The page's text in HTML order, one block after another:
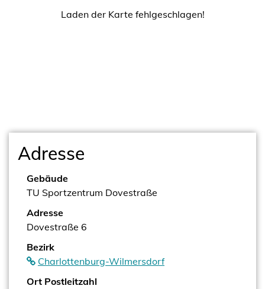
Laden der Karte fehlgeschlagen!
Adresse
Gebäude
TU Sportzentrum Dovestraße
Adresse
Dovestraße 6
Bezirk
Charlottenburg-Wilmersdorf
Ort Postleitzahl